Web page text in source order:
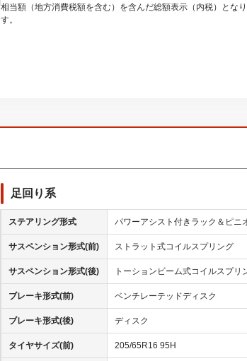
相当額（地方消費税額を含む）を含んだ総額表示（内税）となり
す。
足回り系
ステアリング形式 パワーアシスト付きラック＆ピニ
サスペンション形式(前) ストラット式コイルスプリング
サスペンション形式(後) トーションビーム式コイルスプリ
ブレーキ形式(前) ベンチレーテッドディスク
ブレーキ形式(後) ディスク
タイヤサイズ(前) 205/65R16 95H